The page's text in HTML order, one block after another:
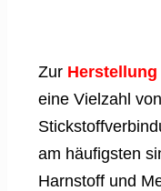
Zur
eine Vielzahl
am häufigsten
Harnstoff und